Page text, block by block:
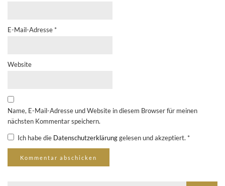
E-Mail-Adresse *
Website
Name, E-Mail-Adresse und Website in diesem Browser für meinen
nächsten Kommentar speichern.
Ich habe die Datenschutzerklärunggelesen und akzeptiert. *